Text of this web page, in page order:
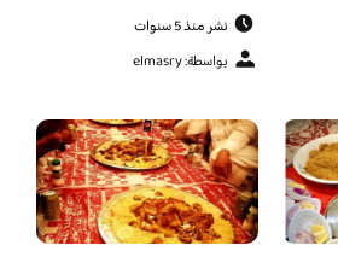
نشر منذ 5 سنوات
بواسطة: elmasry